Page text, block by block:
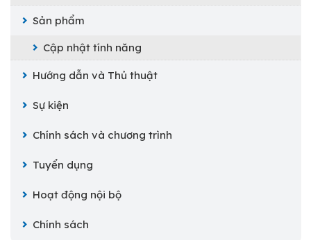
Sản phẩm
Cập nhật tính năng
Hướng dẫn và Thủ thuật
Sự kiện
Chính sách và chương trình
Tuyển dụng
Hoạt động nội bộ
Chính sách